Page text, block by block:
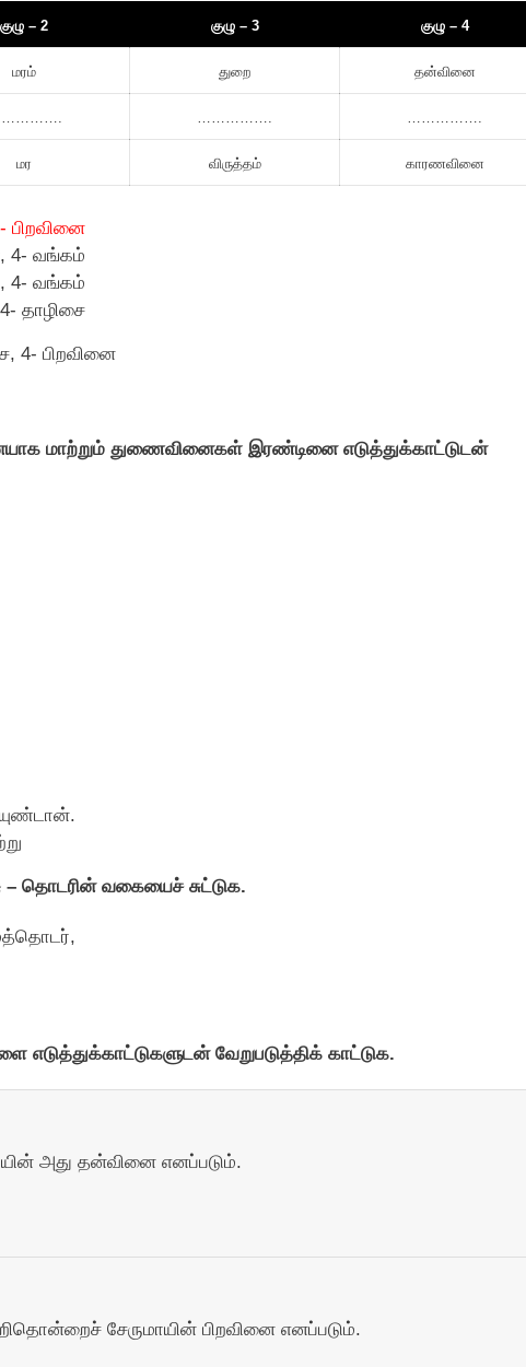
குழு – 2 குழு – 3 குழு – 4
மரம் துறை தன்வினை
……………. …………….
மர விருத்தம் காரணவினை
பிறவினை
4- வங்கம்
4- வங்கம்
தாழிசை
4- பிறவினை
மாற்றும் துணைவினைகள் இரண்டினை எடுத்துக்காட்டுடன்
தொடரின் வகையைச் சுட்டுக.
வேறுபடுத்திக் காட்டுக.
அது தன்வினை எனப்படும்.
சேருமாயின் பிறவினை எனப்படும்.